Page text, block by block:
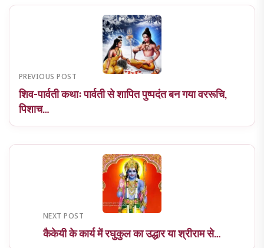
PREVIOUS POST
शिव-पार्वती कथाः पार्वती से शापित पुष्पदंत बन गया वररूचि,
पिशाच…
NEXT POST
कैकेयी के कार्य में रघुकुल का उद्धार या श्रीराम से…